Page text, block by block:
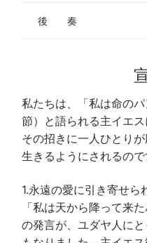
後 奏
私たちは、「私は命の
節）と語られる主イエ
その招きに一人ひとり
生きるようにされるので
1.永遠の愛に引き寄せ
「私は天から降って来
の発言が、ユダヤ人に